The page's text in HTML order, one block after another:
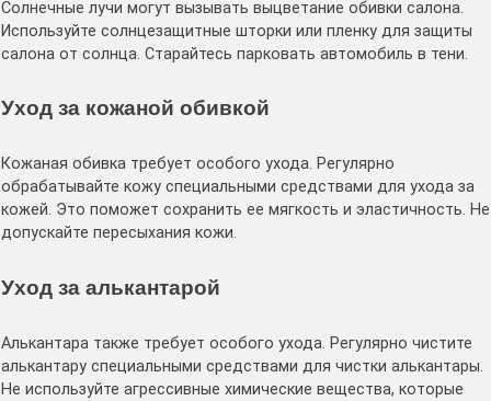
Солнечные лучи могут вызывать выцветание обивки салона․
Используйте солнцезащитные шторки или пленку для защиты
салона от солнца․ Старайтесь парковать автомобиль в тени․
Уход за кожаной обивкой
Кожаная обивка требует особого ухода․ Регулярно
обрабатывайте кожу специальными средствами для ухода за
кожей․ Это поможет сохранить ее мягкость и эластичность․ Не
допускайте пересыхания кожи․
Уход за алькантарой
Алькантара также требует особого ухода․ Регулярно чистите
алькантару специальными средствами для чистки алькантары․
Не используйте агрессивные химические вещества, которые